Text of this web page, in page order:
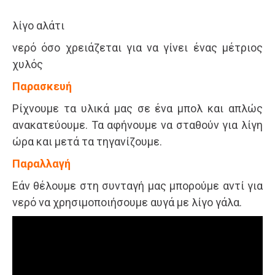
λίγο αλάτι
νερό όσο χρειάζεται για να γίνει ένας μέτριος
χυλός
Παρασκευή
Ρίχνουμε τα υλικά μας σε ένα μπολ και απλώς
ανακατεύουμε. Τα αφήνουμε να σταθούν για λίγη
ώρα και μετά τα τηγανίζουμε.
Παραλλαγή
Εάν θέλουμε στη συνταγή μας μπορούμε αντί για
νερό να χρησιμοποιήσουμε αυγά με λίγο γάλα.